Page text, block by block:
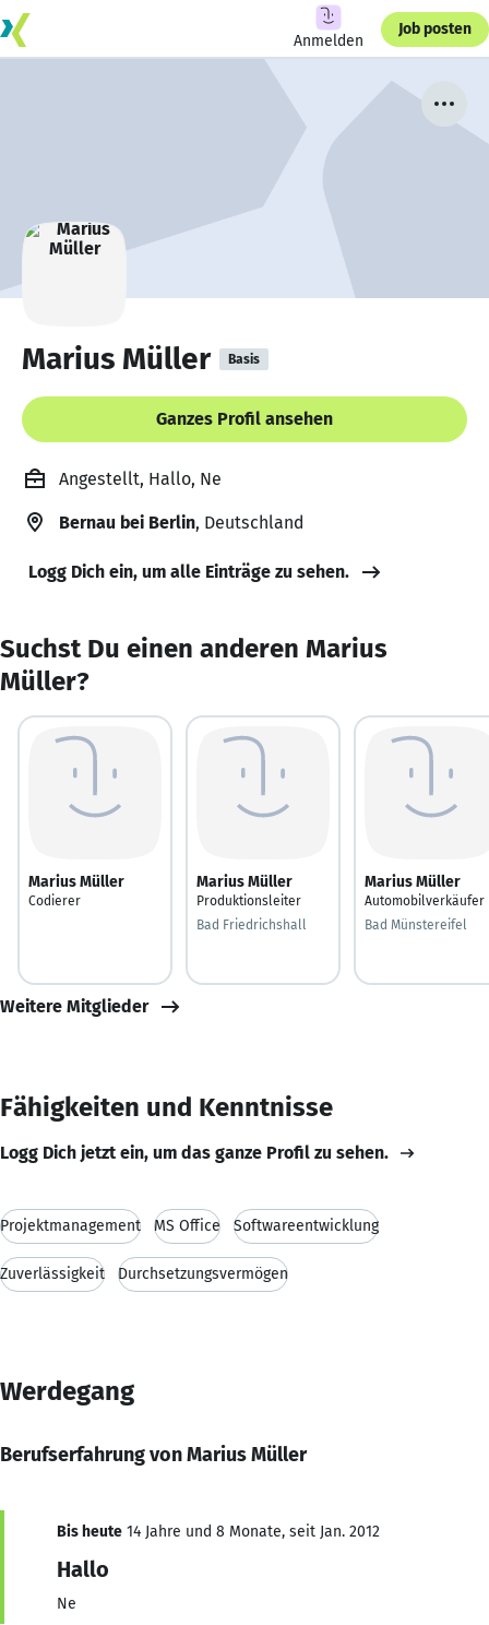
Anmelden
Job posten
Marius Müller Basis
Ganzes Profil ansehen
Angestellt, Hallo, Ne
Bernau bei Berlin, Deutschland
Logg Dich ein, um alle Einträge zu sehen.
Suchst Du einen anderen Marius
Müller?
Marius Müller
Codierer
Marius Müller
Produktionsleiter
Bad Friedrichshall
Marius Müller
Automobilverkäufer
Bad Münstereifel
Weitere Mitglieder
Fähigkeiten und Kenntnisse
Logg Dich jetzt ein, um das ganze Profil zu sehen.
Projektmanagement MS Office Softwareentwicklung
Zuverlässigkeit Durchsetzungsvermögen
Werdegang
Berufserfahrung von Marius Müller
Bis heute 14 Jahre und 8 Monate, seit Jan. 2012
Hallo
Ne